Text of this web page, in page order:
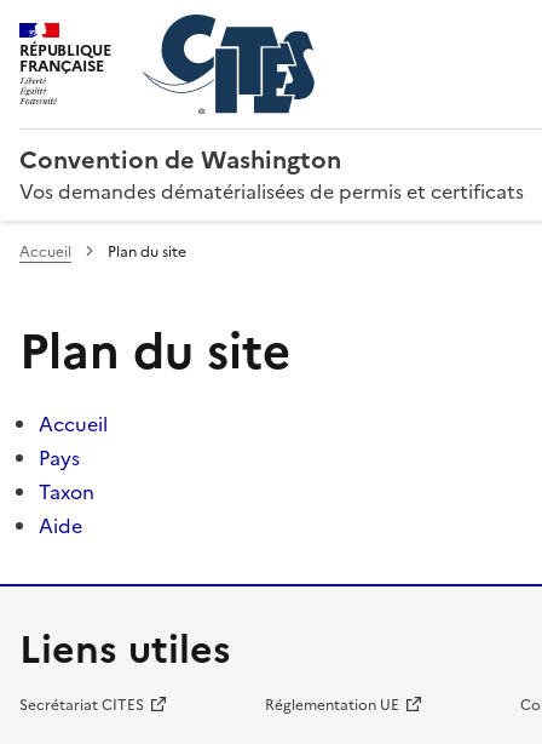
RÉPUBLIQUE
FRANÇAISE
Convention de Washington
Vos demandes dématérialisées de permis et certificats
Accueil Plan du site
Plan du site
Accueil
Pays
Taxon
Aide
Liens utiles
Secrétariat CITES Réglementation UE